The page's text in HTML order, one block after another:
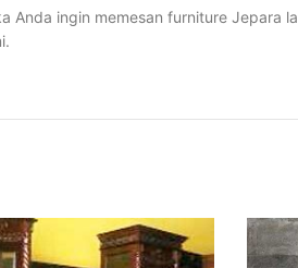
ingin memesan furniture Jepara